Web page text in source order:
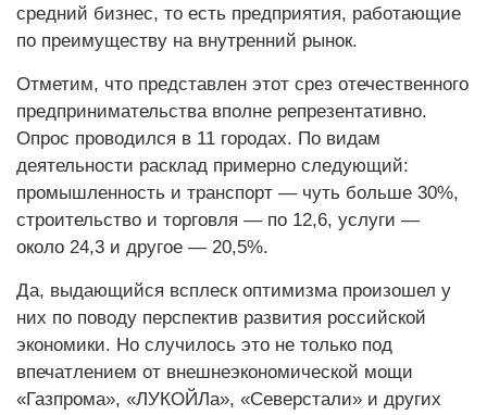
средний бизнес, то есть предприятия, работающие
по преимуществу на внутренний рынок.
Отметим, что представлен этот срез отечественного
предпринимательства вполне репрезентативно.
Опрос проводился в 11 городах. По видам
деятельности расклад примерно следующий:
промышленность и транспорт — чуть больше 30%,
строительство и торговля — по 12,6, услуги —
около 24,3 и другое — 20,5%.
Да, выдающийся всплеск оптимизма произошел у
них по поводу перспектив развития российской
экономики. Но случилось это не только под
впечатлением от внешнеэкономической мощи
«Газпрома», «ЛУКОЙЛа», «Северстали» и других